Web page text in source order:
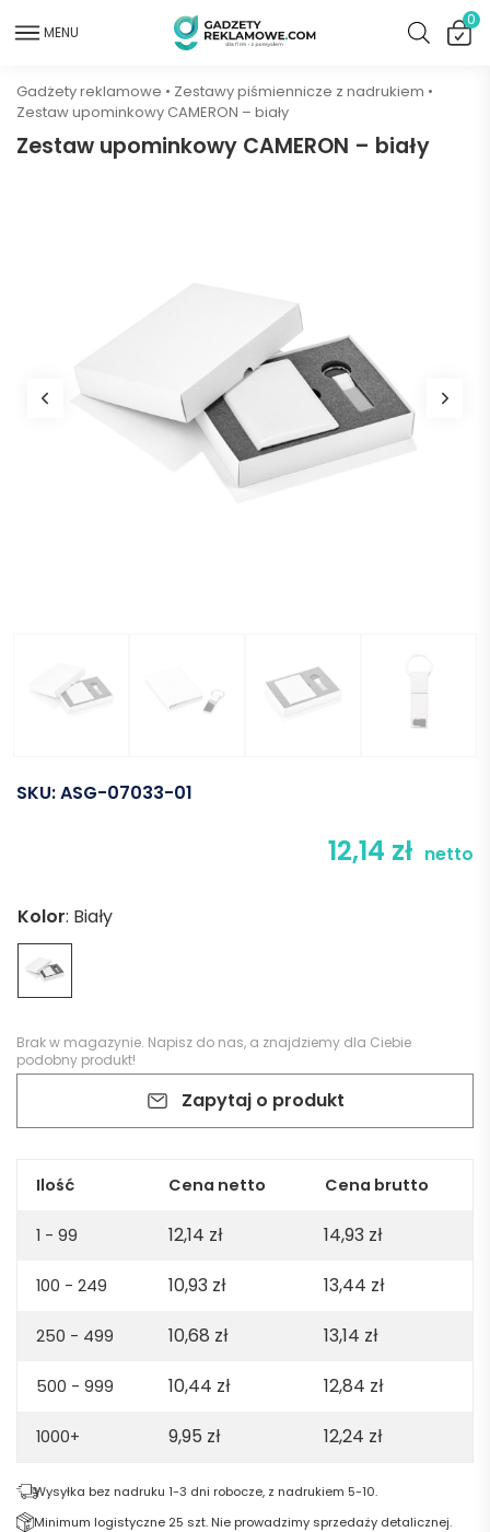
MENU
0
Gadżety reklamowe • Zestawy piśmiennicze z nadrukiem •
Zestaw upominkowy CAMERON – biały
Zestaw upominkowy CAMERON – biały
SKU:ASG-07033-01
12,14 zł netto
Kolor: Biały
Brak w magazynie. Napisz do nas, a znajdziemy dla Ciebie
podobny produkt!
Zapytaj o produkt
Ilość Cena netto Cena brutto
1 - 99 12,14 zł 14,93 zł
100 - 249 10,93 zł 13,44 zł
250 - 499 10,68 zł 13,14 zł
500 - 999 10,44 zł 12,84 zł
1000+ 9,95 zł 12,24 zł
Wysyłka bez nadruku 1-3 dni robocze, z nadrukiem 5-10.
Minimum logistyczne 25 szt. Nie prowadzimy sprzedaży detalicznej.